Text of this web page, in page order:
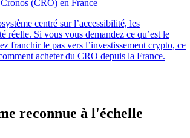
(CRO) en France
centré sur l’accessibilité, les
réelle. Si vous vous demandez ce qu’est le
franchir le pas vers l’investissement crypto, ce
acheter du CRO depuis la France.
reconnue à l'échelle